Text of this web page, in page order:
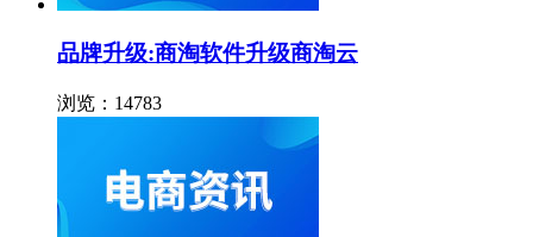
品牌升级:商淘软件升级商淘云
浏览：14783